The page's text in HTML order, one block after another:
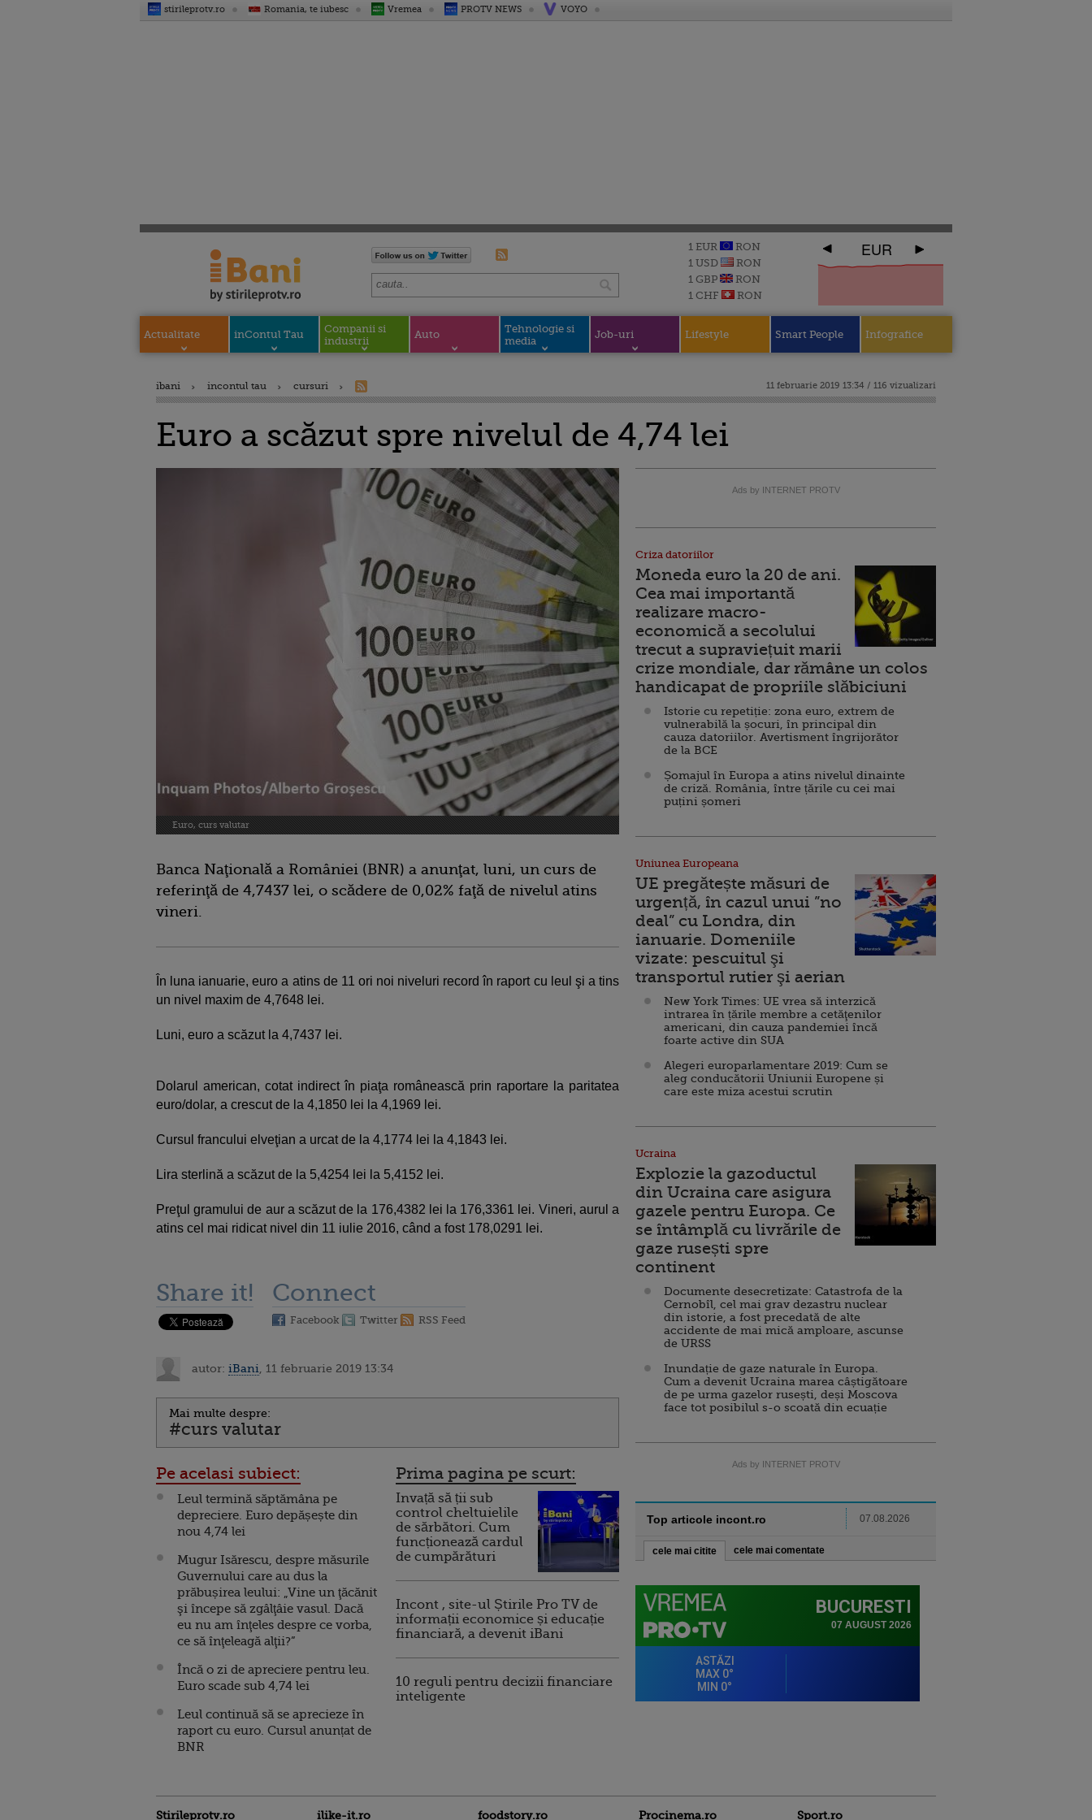
stirileprotv.ro Romania, te iubesc Vremea PROTV NEWS VOYO
1 EUR
RON
1 USD
RON
1 GBP
RON
1 CHF
RON
EUR
Actualitate inContul Tau
Companii si
industrii
Auto
Tehnologie si
media
Job-uri Lifestyle Smart People Infografice
ibani incontul tau cursuri 11 februarie 2019 13:34 / 116 vizualizari
Euro a scăzut spre nivelul de 4,74 lei
Euro, curs valutar
Banca Naţională a României (BNR) a anunţat, luni, un curs de
referinţă de 4,7437 lei, o scădere de 0,02% faţă de nivelul atins
vineri.
În luna ianuarie, euro a atins de 11 ori noi niveluri record în raport cu leul şi a tins
un nivel maxim de 4,7648 lei.
Luni, euro a scăzut la 4,7437 lei.
Dolarul american, cotat indirect în piaţa românească prin raportare la paritatea
euro/dolar, a crescut de la 4,1850 lei la 4,1969 lei.
Cursul francului elveţian a urcat de la 4,1774 lei la 4,1843 lei.
Lira sterlină a scăzut de la 5,4254 lei la 5,4152 lei.
Preţul gramului de aur a scăzut de la 176,4382 lei la 176,3361 lei. Vineri, aurul a
atins cel mai ridicat nivel din 11 iulie 2016, când a fost 178,0291 lei.
Share it! Connect
Facebook Twitter RSS Feed
autor: iBani , 11 februarie 2019 13:34
Mai multe despre:
#curs valutar
Pe acelasi subiect:
Leul termină săptămâna pe
depreciere. Euro depășește din
nou 4,74 lei
Mugur Isărescu, despre măsurile
Guvernului care au dus la
prăbușirea leului: „Vine un ţăcănit
şi începe să zgâlţâie vasul. Dacă
eu nu am înţeles despre ce vorba,
ce să înţeleagă alţii?”
Încă o zi de apreciere pentru leu.
Euro scade sub 4,74 lei
Leul continuă să se aprecieze în
raport cu euro. Cursul anunțat de
BNR
Prima pagina pe scurt:
Invață să ții sub
control cheltuielile
de sărbători. Cum
funcționează cardul
de cumpărături
Incont , site-ul Știrile Pro TV de
informații economice și educație
financiară, a devenit iBani
10 reguli pentru decizii financiare
inteligente
Ads by INTERNET PROTV
Criza datoriilor
Moneda euro la 20 de ani.
Cea mai importantă
realizare macro-
economică a secolului
trecut a supraviețuit marii
crize mondiale, dar rămâne un colos
handicapat de propriile slăbiciuni
Istorie cu repetiție: zona euro, extrem de
vulnerabilă la șocuri, în principal din
cauza datoriilor. Avertisment îngrijorător
de la BCE
Șomajul în Europa a atins nivelul dinainte
de criză. România, între țările cu cei mai
puțini șomeri
Uniunea Europeana
UE pregătește măsuri de
urgență, în cazul unui ”no
deal” cu Londra, din
ianuarie. Domeniile
vizate: pescuitul şi
transportul rutier şi aerian
New York Times: UE vrea să interzică
intrarea în țările membre a cetăţenilor
americani, din cauza pandemiei încă
foarte active din SUA
Alegeri europarlamentare 2019: Cum se
aleg conducătorii Uniunii Europene și
care este miza acestui scrutin
Ucraina
Explozie la gazoductul
din Ucraina care asigura
gazele pentru Europa. Ce
se întâmplă cu livrările de
gaze rusești spre
continent
Documente desecretizate: Catastrofa de la
Cernobîl, cel mai grav dezastru nuclear
din istorie, a fost precedată de alte
accidente de mai mică amploare, ascunse
de URSS
Inundație de gaze naturale în Europa.
Cum a devenit Ucraina marea câștigătoare
de pe urma gazelor rusești, deși Moscova
face tot posibilul s-o scoată din ecuație
Ads by INTERNET PROTV
Top articole incont.ro 07.08.2026
cele mai citite cele mai comentate
Stirileprotv.ro ilike-it.ro foodstory.ro Procinema.ro Sport.ro